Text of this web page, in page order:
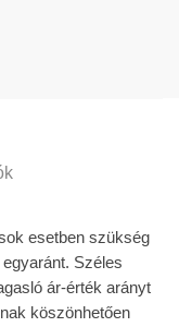
esetben szükség
Széles
ár-érték arányt
köszönhetően